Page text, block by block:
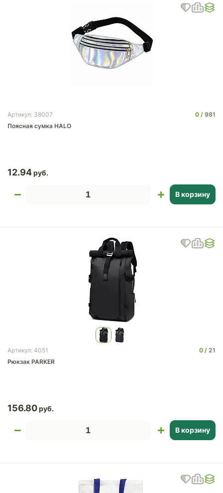
Артикул: 38007 0
981
Поясная сумка HALO
12.94
В корзину
Артикул: 4051 0
21
Рюкзак PARKER
156.80
В корзину